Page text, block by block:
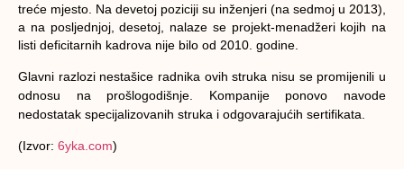
treće mjesto. Na devetoj poziciji su inženjeri (na sedmoj u 2013),
a na posljednjoj, desetoj, nalaze se projekt-menadžeri kojih na
listi deficitarnih kadrova nije bilo od 2010. godine.
Glavni razlozi nestašice radnika ovih struka nisu se promijenili u
odnosu na prošlogodišnje. Kompanije ponovo navode
nedostatak specijalizovanih struka i odgovarajućih sertifikata.
(Izvor: 6yka.com)